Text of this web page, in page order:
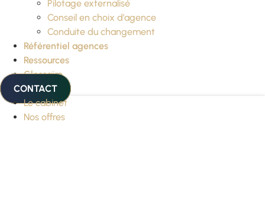
Pilotage externalisé
Conseil en choix d’agence
Conduite du changement
Référentiel agences
Ressources
Glossaire
CONTACT
Le cabinet
Nos offres